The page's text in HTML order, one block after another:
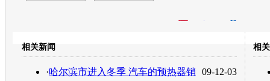
转发至：
相关新闻
09-12-03
·哈尔滨市进入冬季 汽车的预热器销
相